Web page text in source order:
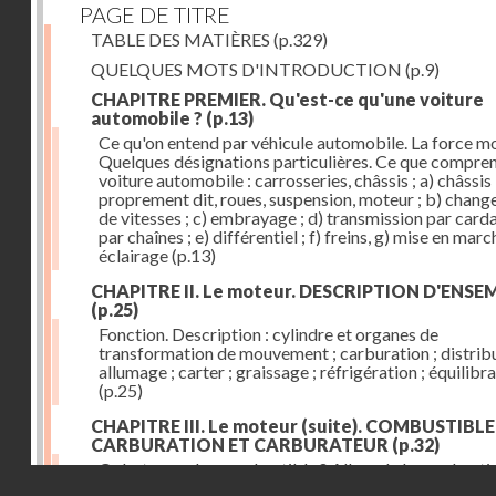
PAGE DE TITRE
TABLE DES MATIÈRES (p.329)
QUELQUES MOTS D'INTRODUCTION (p.9)
CHAPITRE PREMIER. Qu'est-ce qu'une voiture
automobile ? (p.13)
Ce qu'on entend par véhicule automobile. La force
Quelques désignations particulières. Ce que
voiture automobile : carrosseries, châssis ; a) châssis
proprement dit, roues, suspension, moteur ; b)
de vitesses ; c) embrayage ; d) transmission par
par chaînes ; e) différentiel ; f) freins, g) mise en
éclairage(p.13)
CHAPITRE II. Le moteur. DESCRIPTION
(p.25)
Fonction. Description : cylindre et organes de
transformation de mouvement ; carburation ;
allumage ; carter ; graissage ; réfrigération ;
(p.25)
CHAPITRE III. Le moteur (suite).
CARBURATION ET CARBURATEUR (p.32)
Qu'est-ce qu'un combustible ? Allure de la